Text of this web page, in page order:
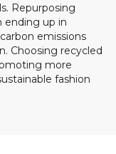
Repurposing
ending up in
emissions
Choosing recycled
more
fashion